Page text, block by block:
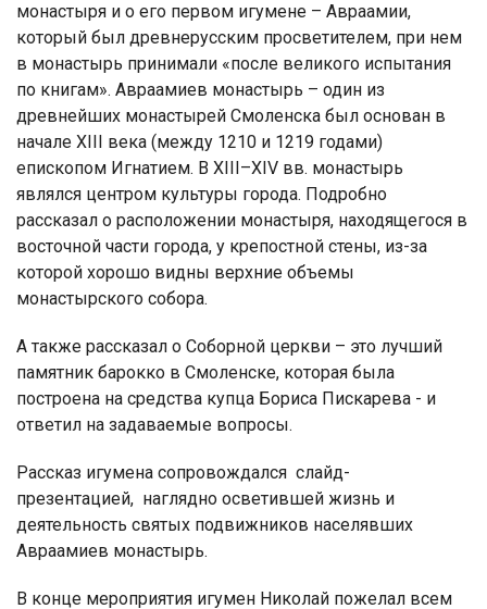
монастыря и о его первом игумене – Авраамии,
который был древнерусским просветителем, при нем
в монастырь принимали «после великого испытания
по книгам». Авраамиев монастырь – один из
древнейших монастырей Смоленска был основан в
начале XIII века (между 1210 и 1219 годами)
епископом Игнатием. В ХIII–ХIV вв. монастырь
являлся центром культуры города. Подробно
рассказал о расположении монастыря, находящегося в
восточной части города, у крепостной стены, из-за
которой хорошо видны верхние объемы
монастырского собора.
А также рассказал о Соборной церкви – это лучший
памятник барокко в Смоленске, которая была
построена на средства купца Бориса Пискарева - и
ответил на задаваемые вопросы.
Рассказ игумена сопровождался слайд-
презентацией, наглядно осветившей жизнь и
деятельность святых подвижников населявших
Авраамиев монастырь.
В конце мероприятия игумен Николай пожелал всем